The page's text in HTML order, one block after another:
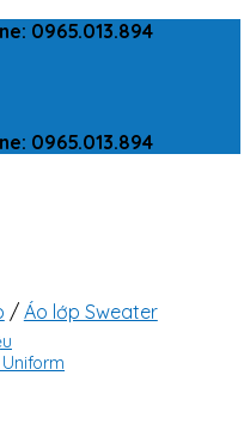
0965.013.894
0965.013.894
/ Áo lớp Sweater